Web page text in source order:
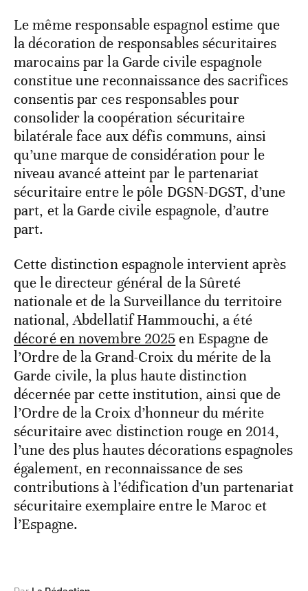
Le même responsable espagnol estime que
la décoration de responsables sécuritaires
marocains par la Garde civile espagnole
constitue une reconnaissance des sacrifices
consentis par ces responsables pour
consolider la coopération sécuritaire
bilatérale face aux défis communs, ainsi
qu’une marque de considération pour le
niveau avancé atteint par le partenariat
sécuritaire entre le pôle DGSN-DGST, d’une
part, et la Garde civile espagnole, d’autre
part.
Cette distinction espagnole intervient après
que le directeur général de la Sûreté
nationale et de la Surveillance du territoire
national, Abdellatif Hammouchi, a été
décoré en novembre 2025 en Espagne de
l’Ordre de la Grand-Croix du mérite de la
Garde civile, la plus haute distinction
décernée par cette institution, ainsi que de
l’Ordre de la Croix d’honneur du mérite
sécuritaire avec distinction rouge en 2014,
l’une des plus hautes décorations espagnoles
également, en reconnaissance de ses
contributions à l’édification d’un partenariat
sécuritaire exemplaire entre le Maroc et
l’Espagne.